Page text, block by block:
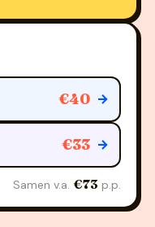
€40 →
€33 →
Samen v.a. €73 p.p.